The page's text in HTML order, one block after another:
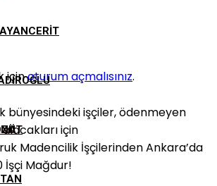
içinoturum açmalısınız.
Madencilik İşçilerinden Ankara’da
İşçi Mağdur!